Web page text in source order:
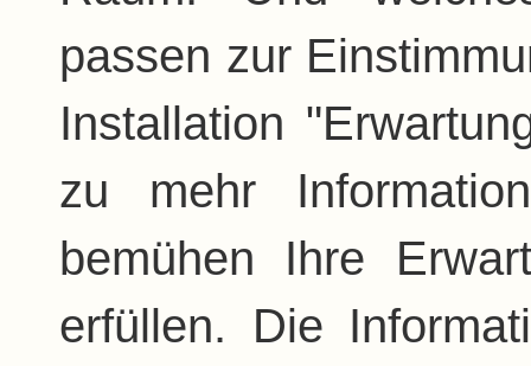
passen zur
Installation
zu mehr
bemühen Ihre
erfüllen. Die